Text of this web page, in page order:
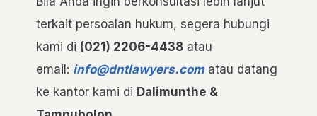
terkait persoalan hukum, segera hubungi
kami di (021) 2206-4438 atau
email: info@dntlawyers.com atau datang
ke kantor kami di Dalimunthe &